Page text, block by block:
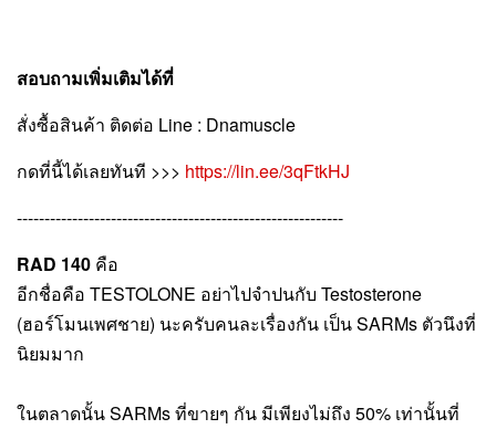
สอบถามเพิ่มเติมได้ที่
สั่งซื้อสินค้า ติดต่อ Line : Dnamuscle
กดที่นี้ได้เลยทันที >>> https://lin.ee/3qFtkHJ
-----------------------------------------------------------
RAD 140 คือ
อีกชื่อคือ TESTOLONE อย่าไปจำปนกับ Testosterone
(ฮอร์โมนเพศชาย) นะครับคนละเรื่องกัน เป็น SARMs ตัวนึงที่
นิยมมาก
ในตลาดนั้น SARMs ที่ขายๆ กัน มีเพียงไม่ถึง 50% เท่านั้นที่